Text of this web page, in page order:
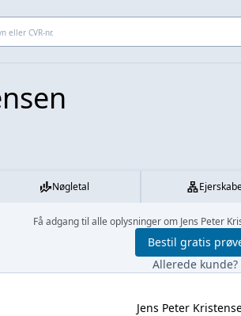
Nøgletal
Få adgang til alle oplysninger om Jens Peter
Bestil gratis
Allerede kunde?
Jens Peter